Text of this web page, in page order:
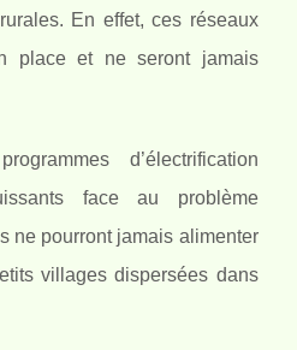
En effet, ces réseaux
place et ne seront jamais
d’électrification
face au problème
ne pourront jamais alimenter
villages dispersées dans